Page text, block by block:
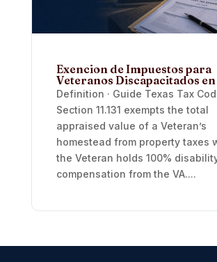
Exencion de Impuestos para
Veteranos Discapacitados en
Definition · Guide Texas Tax
Section 11.131 exempts the total
appraised value of a Veteran’s
homestead from property taxes
the Veteran holds 100%
compensation from the VA....